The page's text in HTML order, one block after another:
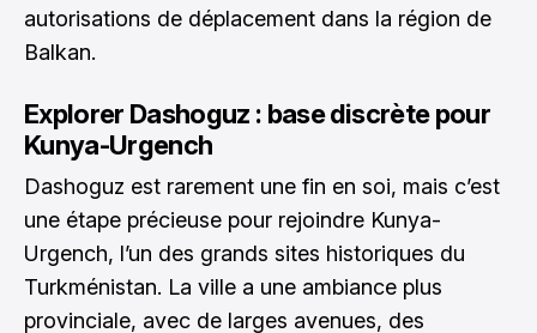
autorisations de déplacement dans la région de
Balkan.
Explorer Dashoguz : base discrète pour
Kunya-Urgench
Dashoguz est rarement une fin en soi, mais c’est
une étape précieuse pour rejoindre Kunya-
Urgench, l’un des grands sites historiques du
Turkménistan. La ville a une ambiance plus
provinciale, avec de larges avenues, des